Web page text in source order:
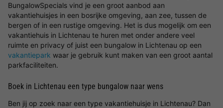
BungalowSpecials vind je een groot aanbod aan
vakantiehuisjes in een bosrijke omgeving, aan zee, tussen de
bergen of in een rustige omgeving. Het is dus mogelijk om een
vakantiehuis in Lichtenau te huren met onder andere veel
ruimte en privacy of juist een bungalow in Lichtenau op een
vakantiepark waar je gebruik kunt maken van een groot aantal
parkfaciliteiten.
Boek in Lichtenau een type bungalow naar wens
Ben jij op zoek naar een type vakantiehuisje in Lichtenau? Dan